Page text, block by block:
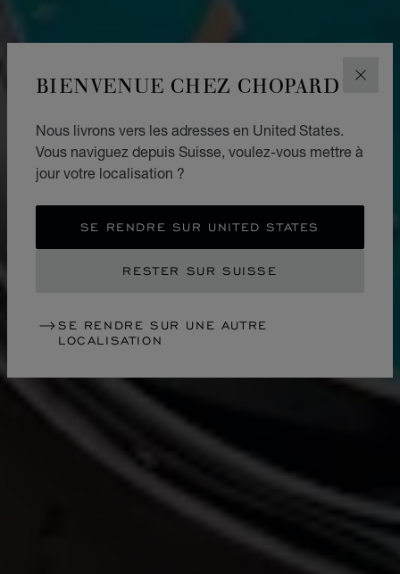
BIENVENUE CHEZ CHOPARD
Nous livrons vers les adresses en United States.
Vous naviguez depuis Suisse, voulez-vous mettre à
jour votre localisation ?
SE RENDRE SUR UNITED STATES
RESTER SUR SUISSE
SE RENDRE SUR UNE AUTRE
LOCALISATION